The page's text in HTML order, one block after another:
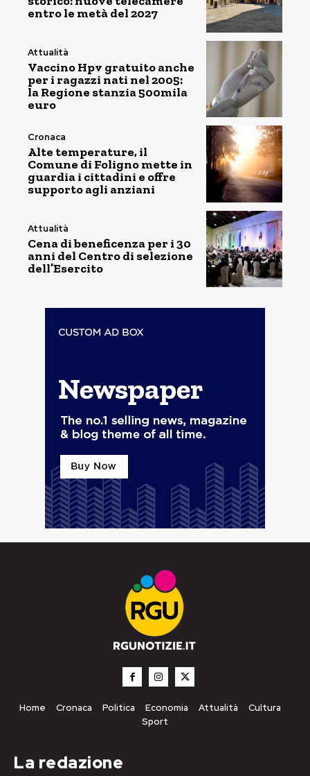
entro le metà del 2027
Attualità
Vaccino Hpv gratuito anche
per i ragazzi nati nel 2005:
la Regione stanzia 500mila
euro
Cronaca
Alte temperature, il
Comune di Foligno mette in
guardia i cittadini e offre
supporto agli anziani
Attualità
Cena di beneficenza per i 30
anni del Centro di selezione
dell’Esercito
Home Cronaca Politica Economia Attualità
Cultura
Sport
La redazione